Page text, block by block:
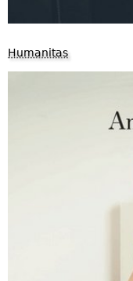
Humanitas